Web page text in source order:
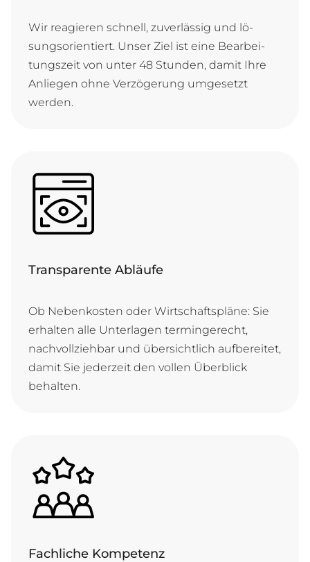
Wir re­a­gie­ren schnell, zu­ver­läs­sig und lö­
sungs­ori­en­tiert. Un­ser Ziel ist ei­ne Be­ar­bei­
tungs­zeit von un­ter 48 Stun­den, da­mit Ih­re
An­lie­gen oh­ne Ver­zö­ge­rung um­ge­setzt
werden.
Transparente Abläufe
Ob Ne­ben­kos­ten o­der Wirt­schafts­plä­ne: Sie
er­hal­ten al­le Un­ter­la­gen ter­min­ge­recht,
nach­voll­zie­hbar und ü­ber­sicht­lich auf­be­rei­tet,
da­mit Sie je­der­zeit den vol­len Ü­ber­blick
behalten.
Fachliche Kompetenz